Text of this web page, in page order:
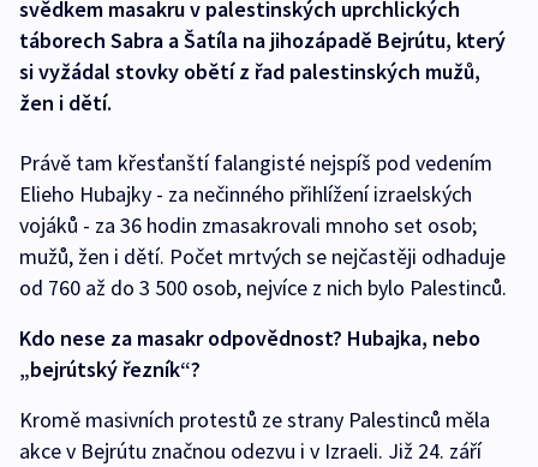
svědkem masakru v palestinských uprchlických
táborech Sabra a Šatíla na jihozápadě Bejrútu, který
si vyžádal stovky obětí z řad palestinských mužů,
žen i dětí.
Právě tam křesťanští falangisté nejspíš pod vedením
Elieho Hubajky - za nečinného přihlížení izraelských
vojáků - za 36 hodin zmasakrovali mnoho set osob;
mužů, žen i dětí. Počet mrtvých se nejčastěji odhaduje
od 760 až do 3 500 osob, nejvíce z nich bylo Palestinců.
Kdo nese za masakr odpovědnost? Hubajka, nebo
„bejrútský řezník“?
Kromě masivních protestů ze strany Palestinců měla
akce v Bejrútu značnou odezvu i v Izraeli. Již 24. září